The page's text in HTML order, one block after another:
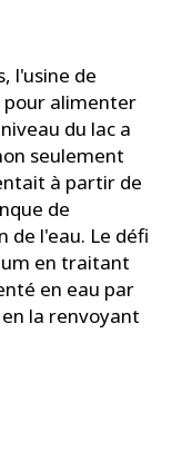
l'usine de
pour alimenter
du lac a
seulement
à partir de
de
de l'eau. Le défi
en traitant
en eau par
la renvoyant